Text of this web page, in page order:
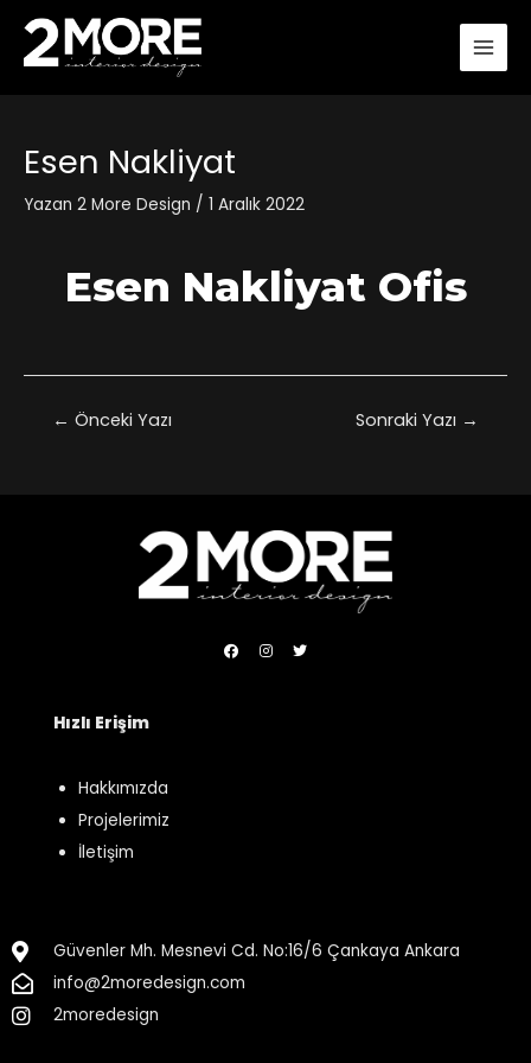
Esen Nakliyat
Yazan 2 More Design / 1 Aralık 2022
Esen Nakliyat Ofis
← Önceki Yazı Sonraki Yazı →
Hızlı Erişim
Hakkımızda
Projelerimiz
İletişim
Güvenler Mh. Mesnevi Cd. No:16/6 Çankaya Ankara
info@2moredesign.com
2moredesign